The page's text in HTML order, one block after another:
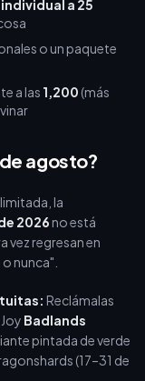
a 25
o un paquete
a las 1,200 (más
agosto?
la
2026no está
vez regresan en
nunca".
Reclámalas
Badlands
pintada de verde
(17–31 de